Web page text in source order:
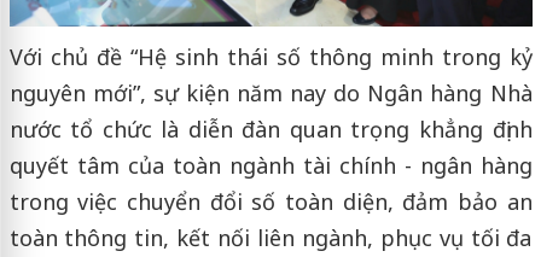
Với chủ đề “Hệ sinh thái số thông minh trong kỷ
nguyên mới”, sự kiện năm nay do Ngân hàng Nhà
nước tổ chức là diễn đàn quan trọng khẳng định
quyết tâm của toàn ngành tài chính - ngân hàng
trong việc chuyển đổi số toàn diện, đảm bảo an
toàn thông tin, kết nối liên ngành, phục vụ tối đa